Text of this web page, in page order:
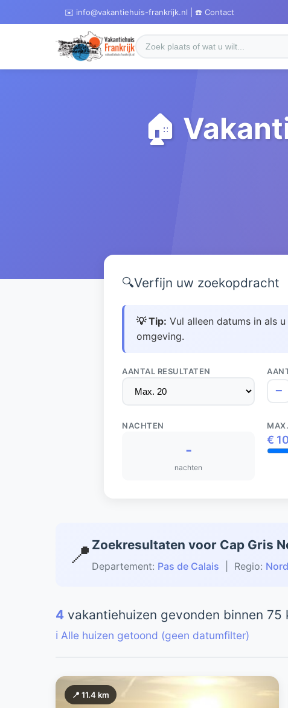
✉️ info@vakantiehuis-frankrijk.nl | ☎️ Contact
🏠
🔍Verfijn uw zoekopdracht
💡 Tip: Vul alleen datums in als
omgeving.
AANTAL RESULTATEN
−
NACHTEN
-
nachten
€
📍 Zoekresultaten voor Cap Gris
Departement: Pas de Calais | Regio:
4 vakantiehuizen gevonden binnen
ℹ️ Alle huizen getoond (geen datumfilter)
📍 11.4 km